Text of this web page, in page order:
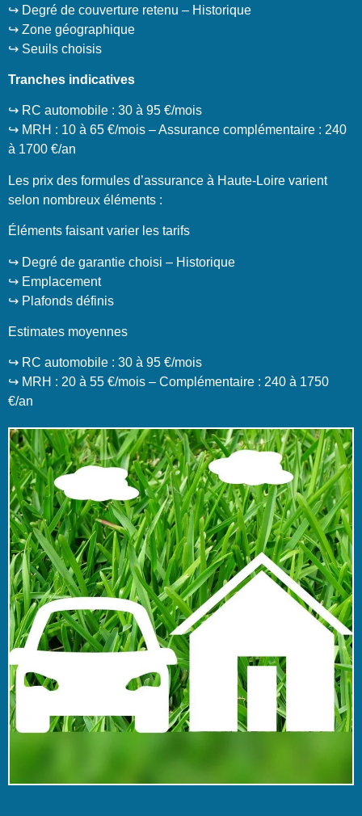
↪️ Degré de couverture retenu – Historique
↪️ Zone géographique
↪️ Seuils choisis
Tranches indicatives
↪️ RC automobile : 30 à 95 €/mois
↪️ MRH : 10 à 65 €/mois – Assurance complémentaire : 240
à 1700 €/an
Les prix des formules d’assurance à Haute-Loire varient
selon nombreux éléments :
Éléments faisant varier les tarifs
↪️ Degré de garantie choisi – Historique
↪️ Emplacement
↪️ Plafonds définis
Estimates moyennes
↪️ RC automobile : 30 à 95 €/mois
↪️ MRH : 20 à 55 €/mois – Complémentaire : 240 à 1750
€/an